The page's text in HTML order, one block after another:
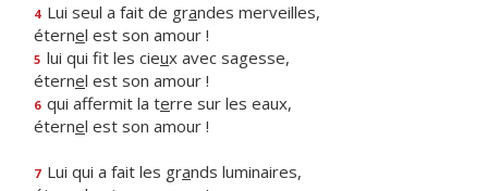
4 Lui seul a fait de grandes merveilles,
éternel est son amour !
5 lui qui fit les cieux avec sagesse,
éternel est son amour !
6 qui affermit la terre sur les eaux,
éternel est son amour !
7 Lui qui a fait les grands luminaires,